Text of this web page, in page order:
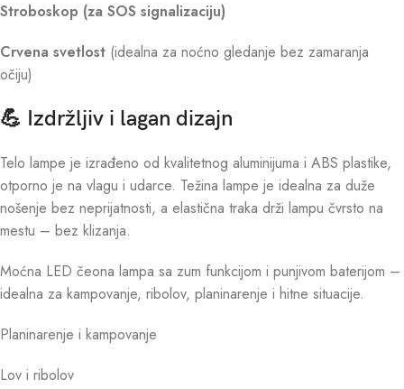
Stroboskop (za SOS signalizaciju)
Crvena svetlost (idealna za noćno gledanje bez zamaranja
očiju)
💪 Izdržljiv i lagan dizajn
Telo lampe je izrađeno od kvalitetnog aluminijuma i ABS plastike,
otporno je na vlagu i udarce. Težina lampe je idealna za duže
nošenje bez neprijatnosti, a elastična traka drži lampu čvrsto na
mestu – bez klizanja.
Moćna LED čeona lampa sa zum funkcijom i punjivom baterijom –
idealna za kampovanje, ribolov, planinarenje i hitne situacije.
Planinarenje i kampovanje
Lov i ribolov